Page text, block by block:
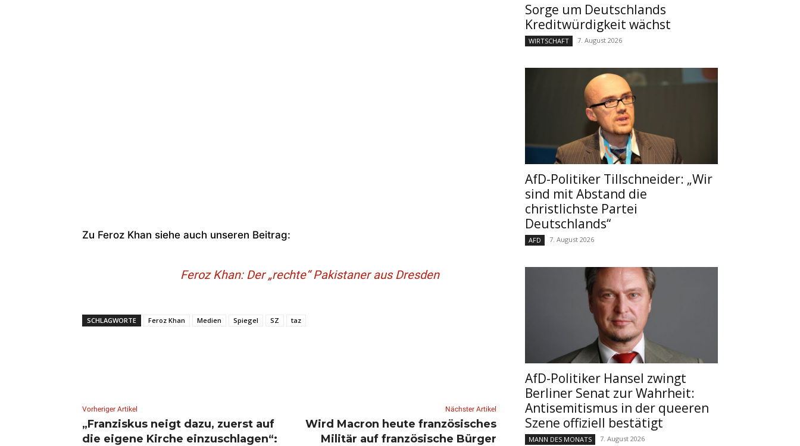
Zu Feroz Khan siehe auch unseren Beitrag:
Feroz Khan: Der „rechte“ Pakistaner aus Dresden
SCHLAGWORTE Feroz Khan Medien Spiegel SZ taz
Vorheriger Artikel
„Franziskus neigt dazu, zuerst auf
die eigene Kirche einzuschlagen“:
Nächster Artikel
Wird Macron heute französisches
Militär auf französische Bürger
Sorge um Deutschlands
Kreditwürdigkeit wächst
WIRTSCHAFT 7. August 2026
AfD-Politiker Tillschneider: „Wir
sind mit Abstand die
christlichste Partei
Deutschlands“
AFD 7. August 2026
AfD-Politiker Hansel zwingt
Berliner Senat zur Wahrheit:
Antisemitismus in der queeren
Szene offiziell bestätigt
MANN DES MONATS 7. August 2026